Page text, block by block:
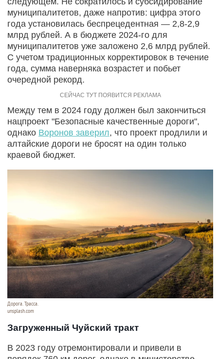
муниципалитетов, даже напротив: цифра этого
года установилась беспрецедентная — 2,8-2,9
млрд рублей. А в бюджете 2024-го для
муниципалитетов уже заложено 2,6 млрд рублей.
С учетом традиционных корректировок в течение
года, сумма наверняка возрастет и побьет
очередной рекорд.
Между тем в 2024 году должен был закончиться
нацпроект "Безопасные качественные дороги",
однако Воронов заверил, что проект продлили и
алтайские дороги не бросят на один только
краевой бюджет.
Дорога. Трасса.
unsplash.com
Загруженный Чуйский тракт
В 2023 году отремонтировали и привели в